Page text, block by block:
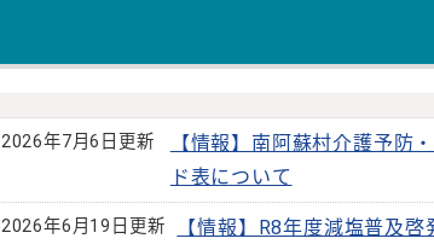
2026年7月6日更新
【情報】南阿蘇村介護予防
ド表について
2026年6月19日更新 【情報】R8年度減塩普及